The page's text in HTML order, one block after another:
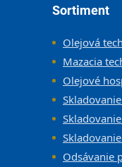
Sortiment
Olejová
Mazacia
Olejové
Odsávanie